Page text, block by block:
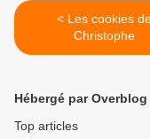
< Les cookies de
Christophe
Hébergé par Overblog
Top articles